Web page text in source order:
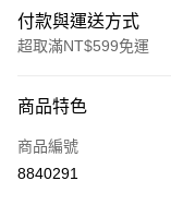
付款與運送方式
超取滿NT$599免運
信用卡一次付款
超商取貨付款
商品特色
商品編號
8840291